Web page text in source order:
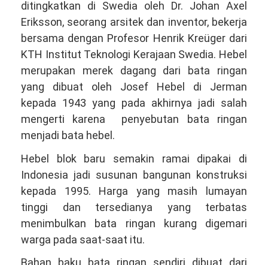
ditingkatkan di Swedia oleh Dr. Johan Axel
Eriksson, seorang arsitek dan inventor, bekerja
bersama dengan Profesor Henrik Kreüger dari
KTH Institut Teknologi Kerajaan Swedia. Hebel
merupakan merek dagang dari bata ringan
yang dibuat oleh Josef Hebel di Jerman
kepada 1943 yang pada akhirnya jadi salah
mengerti karena penyebutan bata ringan
menjadi bata hebel.
Hebel blok baru semakin ramai dipakai di
Indonesia jadi susunan bangunan konstruksi
kepada 1995. Harga yang masih lumayan
tinggi dan tersedianya yang terbatas
menimbulkan bata ringan kurang digemari
warga pada saat-saat itu.
Bahan baku bata ringan sendiri dibuat dari